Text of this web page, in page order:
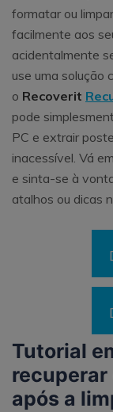
formatar ou
facilmente aos
acidentalmente
use uma solução
o Recoverit
pode
PC e extrair
inacessível. Vá
e sinta-se à
atalhos ou dicas
Tutorial
recuperar
após a